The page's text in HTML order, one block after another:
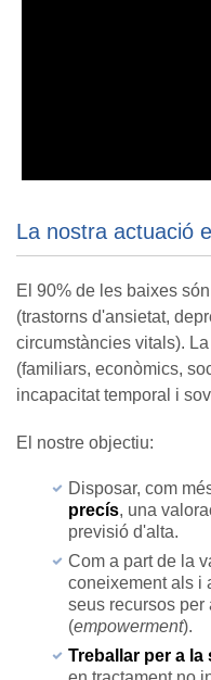
La nostra actuació
El 90% de les baixes
(trastorns d'ansietat,
circumstàncies vitals).
(familiars, econòmics,
incapacitat temporal i
El nostre objectiu:
Disposar, com
precís, una
previsió d'alta.
Com a part de la
coneixement als i
seus recursos
(empowerment).
Treballar per a la